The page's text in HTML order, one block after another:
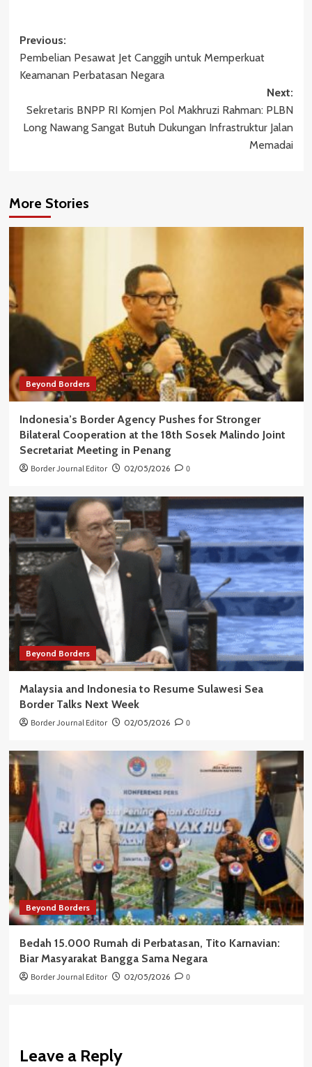
Post
navigation
Previous:
Pembelian Pesawat Jet Canggih untuk Memperkuat
Keamanan Perbatasan Negara
Next:
Sekretaris BNPP RI Komjen Pol Makhruzi Rahman: PLBN
Long Nawang Sangat Butuh Dukungan Infrastruktur Jalan
Memadai
More Stories
Beyond Borders
Indonesia’s Border Agency Pushes for Stronger
Bilateral Cooperation at the 18th Sosek Malindo Joint
Secretariat Meeting in Penang
Border Journal Editor 02/05/2026 0
Beyond Borders
Malaysia and Indonesia to Resume Sulawesi Sea
Border Talks Next Week
Border Journal Editor 02/05/2026 0
Beyond Borders
Bedah 15.000 Rumah di Perbatasan, Tito Karnavian:
Biar Masyarakat Bangga Sama Negara
Border Journal Editor 02/05/2026 0
Leave a Reply